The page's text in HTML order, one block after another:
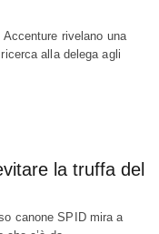
Accenture rivelano una
alla delega agli
la truffa del
canone SPID mira a